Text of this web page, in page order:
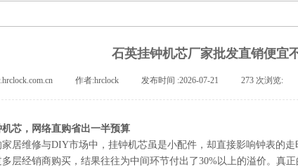
石英挂钟机芯厂家批发直销便宜
作者:hrclock 发布时间 :2026-07-21 273 次浏览:
芯，网络直购省出一半预算
居维修与DIY市场中，挂钟机芯虽是小配件，却直接影响钟表的
多层经销商购买，结果往往为中间环节付出了30%以上的溢价。真